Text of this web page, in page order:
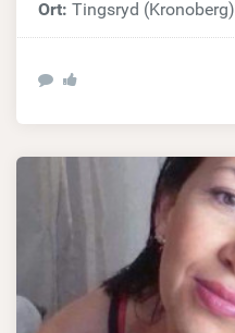
Ort: Tingsryd (Kronoberg)